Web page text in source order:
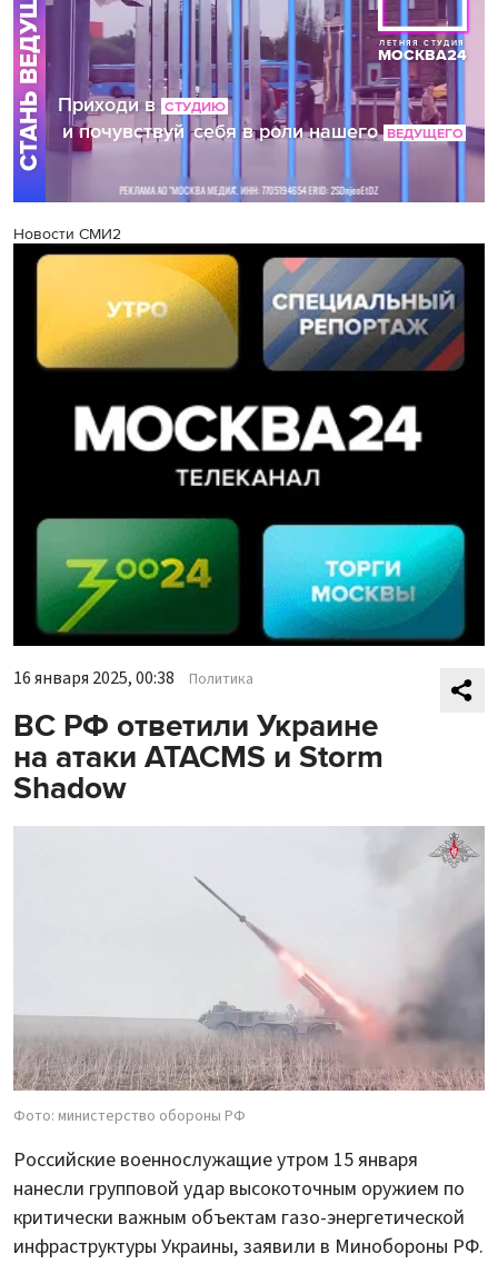
Новости СМИ2
16 января 2025, 00:38 Политика
ВС РФ ответили Украине
на атаки ATACMS и Storm
Shadow
Фото: министерство обороны РФ
Российские военнослужащие утром 15 января
нанесли групповой удар высокоточным оружием по
критически важным объектам газо-энергетической
инфраструктуры Украины, заявили в Минобороны РФ.